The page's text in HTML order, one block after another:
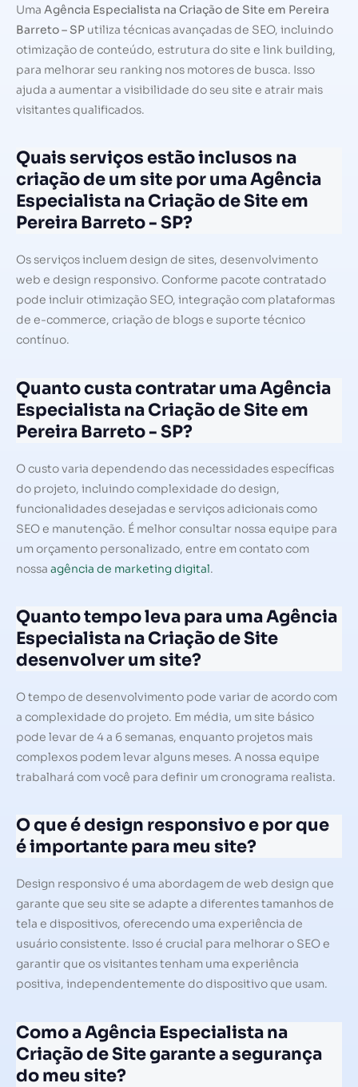
Uma Agência Especialista na Criação de Site em Pereira
Barreto – SP utiliza técnicas avançadas de SEO, incluindo
otimização de conteúdo, estrutura do site e link building,
para melhorar seu ranking nos motores de busca. Isso
ajuda a aumentar a visibilidade do seu site e atrair mais
visitantes qualificados.
Quais serviços estão inclusos na
criação de um site por uma Agência
Especialista na Criação de Site em
Pereira Barreto - SP?
Os serviços incluem design de sites, desenvolvimento
web e design responsivo. Conforme pacote contratado
pode incluir otimização SEO, integração com plataformas
de e-commerce, criação de blogs e suporte técnico
contínuo.
Quanto custa contratar uma Agência
Especialista na Criação de Site em
Pereira Barreto - SP?
O custo varia dependendo das necessidades específicas
do projeto, incluindo complexidade do design,
funcionalidades desejadas e serviços adicionais como
SEO e manutenção. É melhor consultar nossa equipe para
um orçamento personalizado, entre em contato com
nossa agência de marketing digital.
Quanto tempo leva para uma Agência
Especialista na Criação de Site
desenvolver um site?
O tempo de desenvolvimento pode variar de acordo com
a complexidade do projeto. Em média, um site básico
pode levar de 4 a 6 semanas, enquanto projetos mais
complexos podem levar alguns meses. A nossa equipe
trabalhará com você para definir um cronograma realista.
O que é design responsivo e por que
é importante para meu site?
Design responsivo é uma abordagem de web design que
garante que seu site se adapte a diferentes tamanhos de
tela e dispositivos, oferecendo uma experiência de
usuário consistente. Isso é crucial para melhorar o SEO e
garantir que os visitantes tenham uma experiência
positiva, independentemente do dispositivo que usam.
Como a Agência Especialista na
Criação de Site garante a segurança
do meu site?